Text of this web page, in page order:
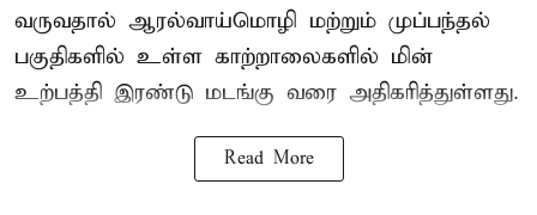
வருவதால் ஆரல்வாய்மொழி மற்றும் முப்பந்தல்
பகுதிகளில் உள்ள காற்றாலைகளில் மின்
உற்பத்தி இரண்டு மடங்கு வரை அதிகரித்துள்ளது.
Read More